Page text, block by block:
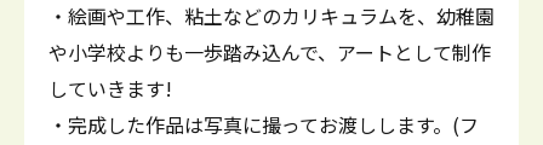
・絵画や工作、粘土などのカリキュラムを、幼稚園
や小学校よりも一歩踏み込んで、アートとして制作
していきます!
・完成した作品は写真に撮ってお渡しします。(フ